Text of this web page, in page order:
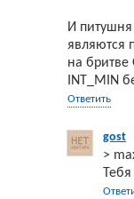
И
являются
на бритве
INT_MIN
Ответить
gost
>